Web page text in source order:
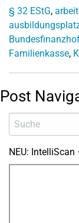
§ 32 EStG,
Familienkasse,
Post
NEU: